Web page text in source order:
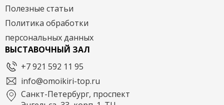
Полезные статьи
Политика обработки
персональных данных
ВЫСТАВОЧНЫЙ ЗАЛ
+7 921 592 11 95
info@omoikiri-top.ru
Санкт-Петербург, проспект